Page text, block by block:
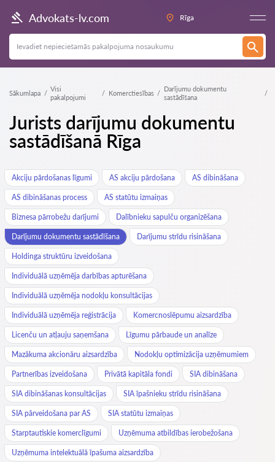
Advokats-lv.com Rīga
Sākumlapa
Visi
pakalpojumi
Komerctiesības
Darījumu dokumentu
sastādīšana
Jurists darījumu dokumentu
sastādīšanā Rīga
Akciju pārdošanas līgumi AS akciju pārdošana AS dibināšana
AS dibināšanas process AS statūtu izmaiņas
Biznesa pārrobežu darījumi Dalībnieku sapulču organizēšana
Darījumu dokumentu sastādīšana Darījumu strīdu risināšana
Holdinga struktūru izveidošana
Individuālā uzņēmēja darbības apturēšana
Individuālā uzņēmēja nodokļu konsultācijas
Individuālā uzņēmēja reģistrācija Komercnoslēpumu aizsardzība
Licenču un atļauju saņemšana Līgumu pārbaude un analīze
Mazākuma akcionāru aizsardzība Nodokļu optimizācija uzņēmumiem
Partnerības izveidošana Privātā kapitāla fondi SIA dibināšana
SIA dibināšanas konsultācijas SIA īpašnieku strīdu risināšana
SIA pārveidošana par AS SIA statūtu izmaiņas
Starptautiskie komerclīgumi Uzņēmuma atbildības ierobežošana
Uzņēmuma intelektuālā īpašuma aizsardzība